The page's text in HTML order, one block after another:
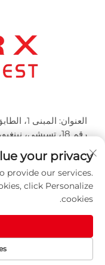
رقم 18، تسيشي، نينغبو، الصين
الهاتف:+86-574-23660321
بريد إلكتروني:[email protected]
your privacy
provide our services.
click Personalize
cookies.